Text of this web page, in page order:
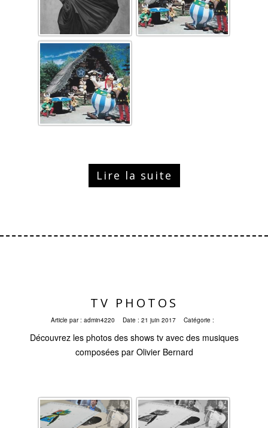
Lire la suite
TV PHOTOS
Article par : admin4220 Date : 21 juin 2017 Catégorie :
Découvrez les photos des shows tv avec des musiques
composées par Olivier Bernard